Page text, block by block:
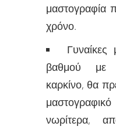
μαστογραφία
χρόνο.
βαθμού με
καρκίνο, θα
νωρίτερα,